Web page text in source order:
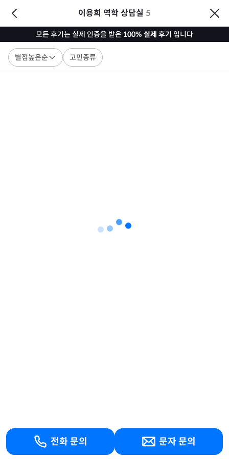
이용희 역학 상담실 5
모든 후기는 실제 인증을 받은 100% 실제 후기 입니다
별점높은순 고민종류
전화 문의 문자 문의